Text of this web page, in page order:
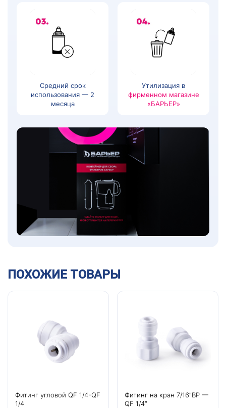
Средний срок
использования — 2
месяца
Утилизация в
фирменном магазине
«БАРЬЕР»
ПОХОЖИЕ ТОВАРЫ
Фитинг угловой QF 1/4-QF
1/4
Фитинг на кран 7/16″ВР —
QF 1/4″